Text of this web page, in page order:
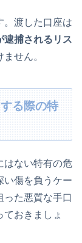
。渡した口座は
逮捕されるリス
せん。
る際の特
はない特有の危
い傷を負うケー
った悪質な手口
おきましょ